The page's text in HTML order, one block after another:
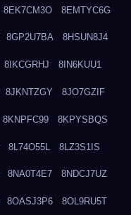
8EK7CM3O 8EMTYC6G
8GP2U7BA 8HSUN8J4
8IKCGRHJ 8IN6KUU1
8JKNTZGY 8JO7GZIF
8KNPFC99 8KPYSBQS
8L74O55L 8LZ3S1IS
8NA0T4E7 8NDCJ7UZ
8OASJ3P6 8OL9RU5T